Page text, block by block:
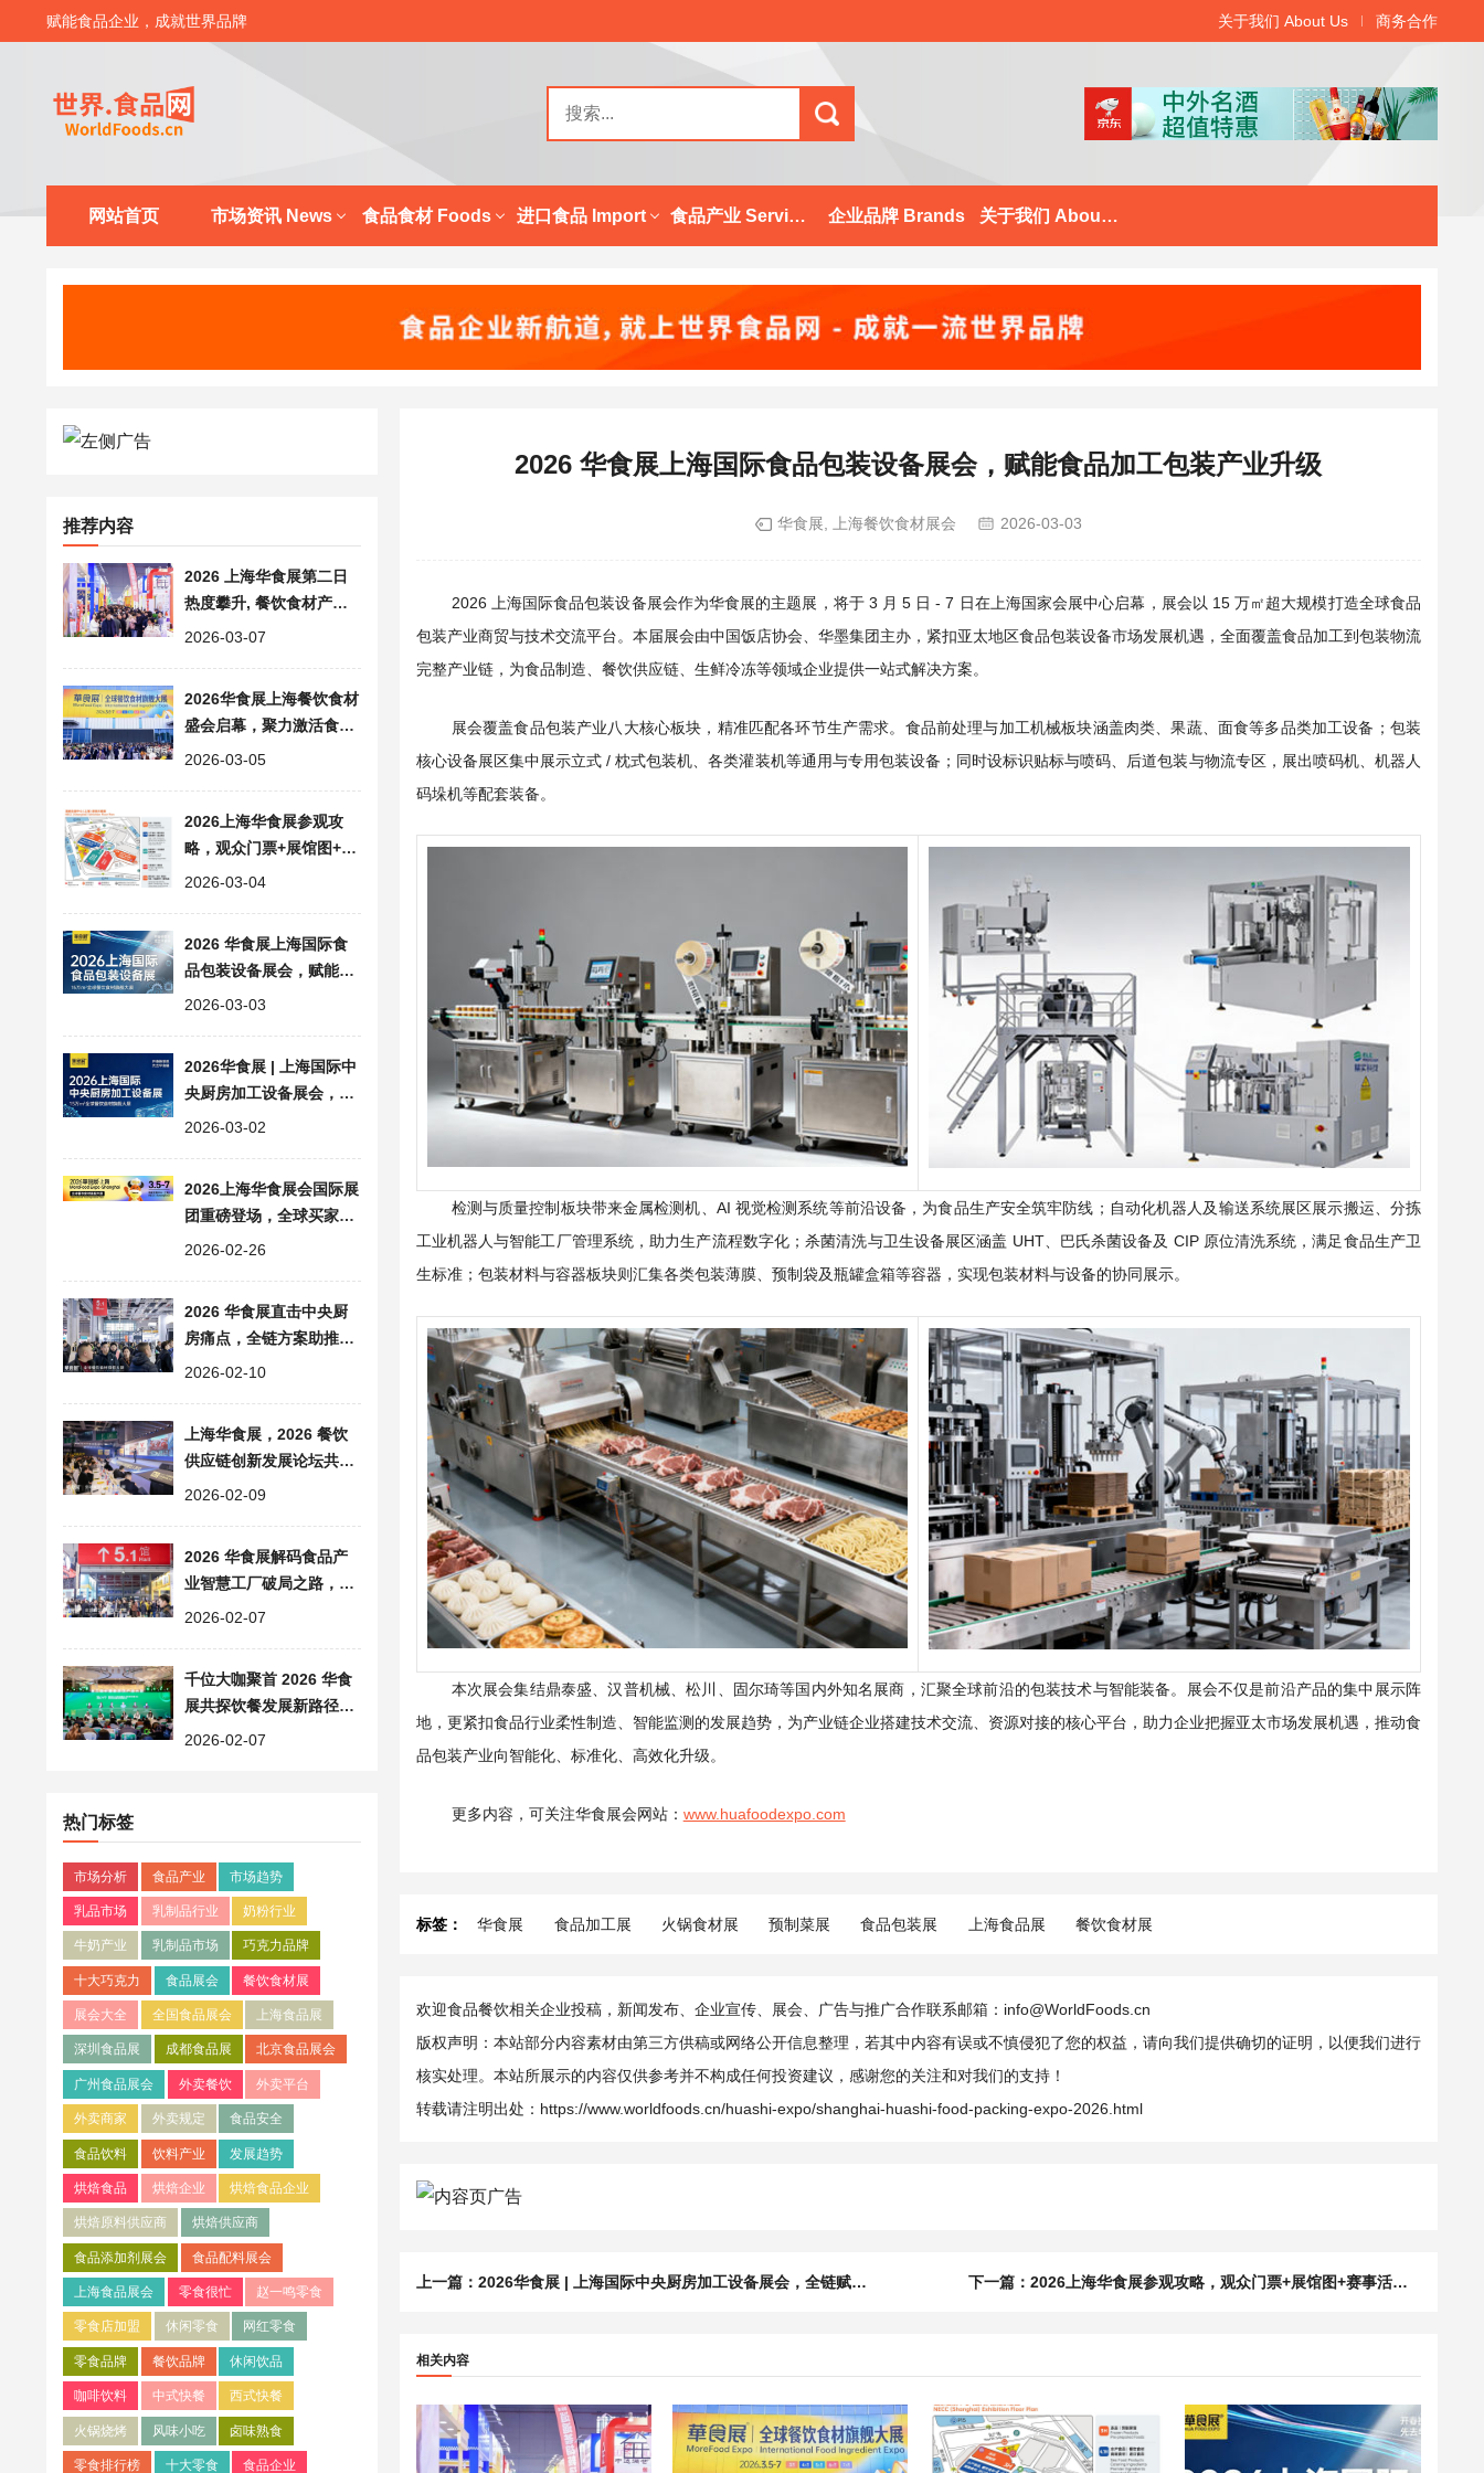
赋能食品企业，成就世界品牌 关于我们 About Us 商务合作
网站首页 市场资讯 News 食品食材 Foods 进口食品 Import 食品产业 Services 企业品牌 Brands 关于我们 About Us
推荐内容
2026 上海华食展第二日
热度攀升, 餐饮食材产业
生态融合释放发展新动能
2026-03-07
2026华食展上海餐饮食材
盛会启幕，聚力激活食品
餐饮产业新动能
2026-03-05
2026上海华食展参观攻
略，观众门票+展馆图+赛
事活动+交通路线【收
2026-03-04
2026 华食展上海国际食
品包装设备展会，赋能食
品加工包装产业升级
2026-03-03
2026华食展 | 上海国际中
央厨房加工设备展会，全
链赋能餐饮工业智能化升
2026-03-02
2026上海华食展会国际展
团重磅登场，全球买家共
聚开启餐饮食材新征程
2026-02-26
2026 华食展直击中央厨
房痛点，全链方案助推行
业高质量发展
2026-02-10
上海华食展，2026 餐饮
供应链创新发展论坛共探
发展之路
2026-02-09
2026 华食展解码食品产
业智慧工厂破局之路，技
术与实践双驱升级
2026-02-07
千位大咖聚首 2026 华食
展共探饮餐发展新路径，
第四届中国新茶饮产业大
2026-02-07
热门标签
市场分析 食品产业 市场趋势
乳品市场 乳制品行业 奶粉行业
牛奶产业 乳制品市场 巧克力品牌
十大巧克力 食品展会 餐饮食材展
展会大全 全国食品展会 上海食品展
深圳食品展 成都食品展 北京食品展会
广州食品展会 外卖餐饮 外卖平台
外卖商家 外卖规定 食品安全
食品饮料 饮料产业 发展趋势
烘焙食品 烘焙企业 烘焙食品企业
烘焙原料供应商 烘焙供应商
食品添加剂展会 食品配料展会
上海食品展会 零食很忙 赵一鸣零食
零食店加盟 休闲零食 网红零食
零食品牌 餐饮品牌 休闲饮品
咖啡饮料 中式快餐 西式快餐
火锅烧烤 风味小吃 卤味熟食
零食排行榜 十大零食 食品企业
2026 华食展上海国际食品包装设备展会，赋能食品加工包装产业升级
华食展, 上海餐饮食材展会 2026-03-03
2026 上海国际食品包装设备展会作为华食展的主题展，将于 3 月 5 日 - 7 日在上海国家会展中心启幕，展会以 15 万㎡超大规模打造全球食品
包装产业商贸与技术交流平台。本届展会由中国饭店协会、华墨集团主办，紧扣亚太地区食品包装设备市场发展机遇，全面覆盖食品加工到包装物流
完整产业链，为食品制造、餐饮供应链、生鲜冷冻等领域企业提供一站式解决方案。
展会覆盖食品包装产业八大核心板块，精准匹配各环节生产需求。食品前处理与加工机械板块涵盖肉类、果蔬、面食等多品类加工设备；包装
核心设备展区集中展示立式 / 枕式包装机、各类灌装机等通用与专用包装设备；同时设标识贴标与喷码、后道包装与物流专区，展出喷码机、机器人
码垛机等配套装备。
检测与质量控制板块带来金属检测机、AI 视觉检测系统等前沿设备，为食品生产安全筑牢防线；自动化机器人及输送系统展区展示搬运、分拣
工业机器人与智能工厂管理系统，助力生产流程数字化；杀菌清洗与卫生设备展区涵盖 UHT、巴氏杀菌设备及 CIP 原位清洗系统，满足食品生产卫
生标准；包装材料与容器板块则汇集各类包装薄膜、预制袋及瓶罐盒箱等容器，实现包装材料与设备的协同展示。
本次展会集结鼎泰盛、汉普机械、松川、固尔琦等国内外知名展商，汇聚全球前沿的包装技术与智能装备。展会不仅是前沿产品的集中展示阵
地，更紧扣食品行业柔性制造、智能监测的发展趋势，为产业链企业搭建技术交流、资源对接的核心平台，助力企业把握亚太市场发展机遇，推动食
品包装产业向智能化、标准化、高效化升级。
更多内容，可关注华食展会网站： www.huafoodexpo.com
标签： 华食展 食品加工展 火锅食材展 预制菜展 食品包装展 上海食品展 餐饮食材展
欢迎食品餐饮相关企业投稿，新闻发布、企业宣传、展会、广告与推广合作联系邮箱：info@WorldFoods.cn
版权声明：本站部分内容素材由第三方供稿或网络公开信息整理，若其中内容有误或不慎侵犯了您的权益，请向我们提供确切的证明，以便我们进行
核实处理。本站所展示的内容仅供参考并不构成任何投资建议，感谢您的关注和对我们的支持！
转载请注明出处： https://www.worldfoods.cn/huashi-expo/shanghai-huashi-food-packing-expo-2026.html
上一篇： 2026华食展 | 上海国际中央厨房加工设备展会，全链赋能餐饮工业智能化升级 下一篇：2026上海华食展参观攻略，观众门票+展馆图+赛事活动+交通路线【收藏】
相关内容